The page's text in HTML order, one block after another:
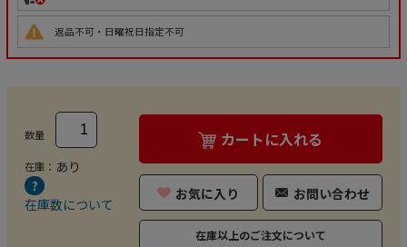
返品不可・日曜祝日指定不可
数量
在庫： あり
在庫数について
カートに入れる
お気に入り お問い合わせ
在庫以上のご注文について